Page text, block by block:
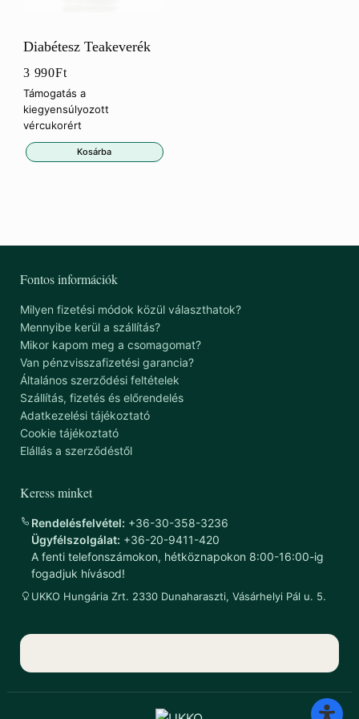
Diabétesz Teakeverék
3 990Ft
Támogatás a
kiegyensúlyozott
vércukorért
Kosárba
Fontos információk
Milyen fizetési módok közül választhatok?
Mennyibe kerül a szállítás?
Mikor kapom meg a csomagomat?
Van pénzvisszafizetési garancia?
Általános szerződési feltételek
Szállítás, fizetés és előrendelés
Adatkezelési tájékoztató
Cookie tájékoztató
Elállás a szerződéstől
Keress minket
Rendelésfelvétel: +36-30-358-3236
Ügyfélszolgálat: +36-20-9411-420
A fenti telefonszámokon, hétköznapokon 8:00-16:00-ig
fogadjuk hívásod!
UKKO Hungária Zrt. 2330 Dunaharaszti, Vásárhelyi Pál u. 5.